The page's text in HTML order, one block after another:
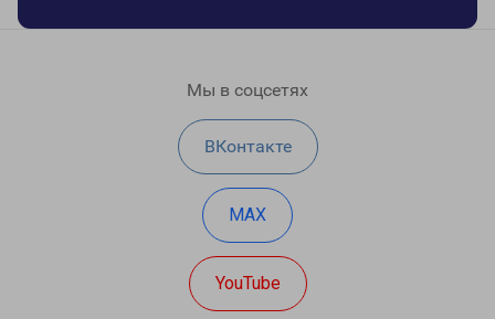
Мы в соцсетях
ВКонтакте
MAX
YouTube